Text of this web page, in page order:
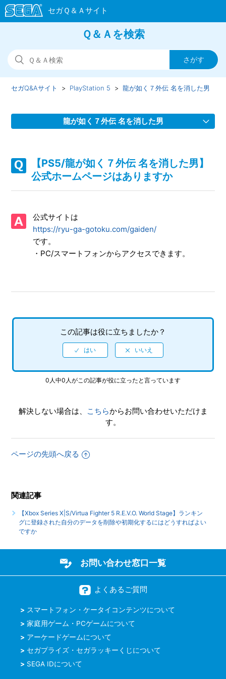
Ｑ＆Ａを検索
セガQ&Aサイト PlayStation 5 龍が如く７外伝 名を消した男
龍が如く７外伝 名を消した男
せ先はどこですか
【PS5/龍が如く７外伝 名を消した男】取扱説明書（マニュ
【PS5/龍が如く７外伝 名を消した男】シェア機能に対応し
ていますか（制限されている機能はありますか）
【PS5/龍が如く７外伝 名を消した男】プレイ動画やゲーム
【PS5/龍が如く７外伝 名を消した男】エンディング後（ク
リア後）は何かモードが追加されたりしますか、エンディン
グ後（クリア後）もプレイ可能でしょうか
【PS5/龍が如く７外伝 名を消した男】サイドストーリーな
【PS5/龍が如く７外伝 名を消した男】パチンコやパチスロ
【PS5/龍が如く７外伝 名を消した男】先にストーリーを進
めた事によって、二度と行えなくなるサイドストーリーなど
【PS5/龍が如く７外伝 名を消した男】PS4版とPS5版では
もっと見る
【PS5/龍が如く７外伝 名を消した男】
公式ホームページはありますか
公式サイトは
https://ryu-ga-gotoku.com/gaiden/
です。
・PC/スマートフォンからアクセスできます。
この記事は役に立ちましたか？
0人中0人がこの記事が役に立ったと言っています
解決しない場合は、 こちらからお問い合わせいただけま
す。
ページの先頭へ戻る
関連記事
【Xbox Series X|S/Virtua Fighter 5 R.E.V.O. World Stage】ランキン
グに登録された自分のデータを削除や初期化するにはどうすればよい
ですか
お問い合わせ窓口一覧
よくあるご質問
スマートフォン・ケータイコンテンツについて
家庭用ゲーム・PCゲームについて
アーケードゲームについて
セガプライズ・セガラッキーくじについて
SEGA IDについて